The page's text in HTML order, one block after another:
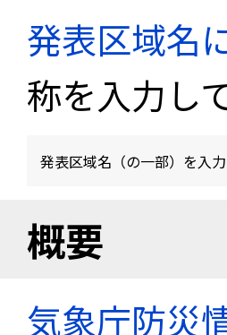
発表区域名
称を入力し
発表区域名（の一部）を入力
概要
気象庁防災